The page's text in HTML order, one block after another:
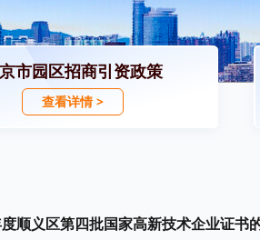
市园区招商引资政策
查看详情 >
顺义区第四批国家高新技术企业证书